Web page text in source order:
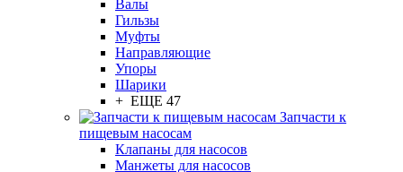
Валы
Гильзы
Муфты
Направляющие
Упоры
Шарики
+ ЕЩЕ 47
Запчасти к
пищевым насосам
Клапаны для насосов
Манжеты для насосов